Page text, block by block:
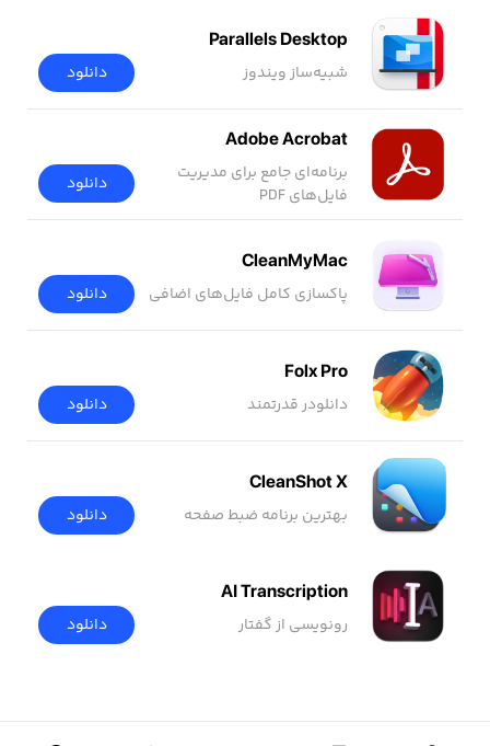
Parallels Desktop
شبیه‌ساز ویندوز دانلود
Adobe Acrobat
برنامه‌ای جامع برای مدیریت
فایل‌های PDF
دانلود
CleanMyMac
پاکسازی کامل فایل‌های اضافی دانلود
Folx Pro
دانلودر قدرتمند دانلود
CleanShot X
بهترین برنامه ضبط صفحه دانلود
AI Transcription
رونویسی از گفتار دانلود